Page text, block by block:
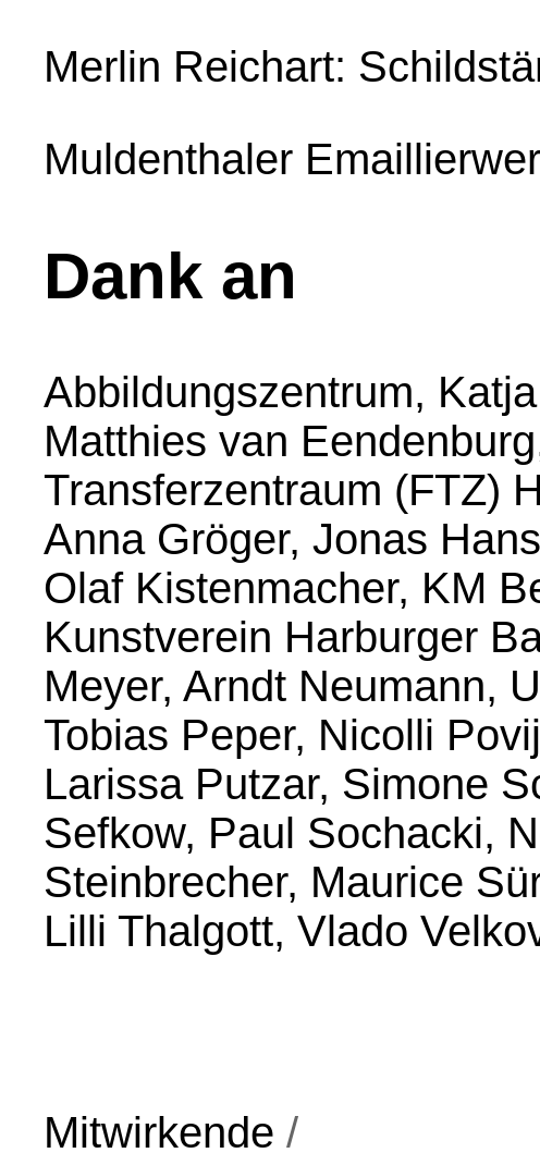
Merlin Reichart:
Muldenthaler
Dank an
Abbildungszentrum,
Matthies van
Transferzentraum (FTZ)
Anna Gröger, Jonas
Olaf Kistenmacher, KM
Kunstverein Harburger
Meyer, Arndt Neumann,
Tobias Peper, Nicolli
Larissa Putzar, Simone
Sefkow, Paul Sochacki,
Steinbrecher, Maurice
Lilli Thalgott, Vlado
Mitwirkende /